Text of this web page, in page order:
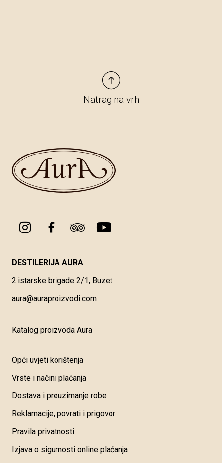
Natrag na vrh
DESTILERIJA AURA
2.istarske brigade 2/1, Buzet
aura@auraproizvodi.com
Katalog proizvoda Aura
Opći uvjeti korištenja
Vrste i načini plaćanja
Dostava i preuzimanje robe
Reklamacije, povrati i prigovor
Pravila privatnosti
Izjava o sigurnosti online plaćanja